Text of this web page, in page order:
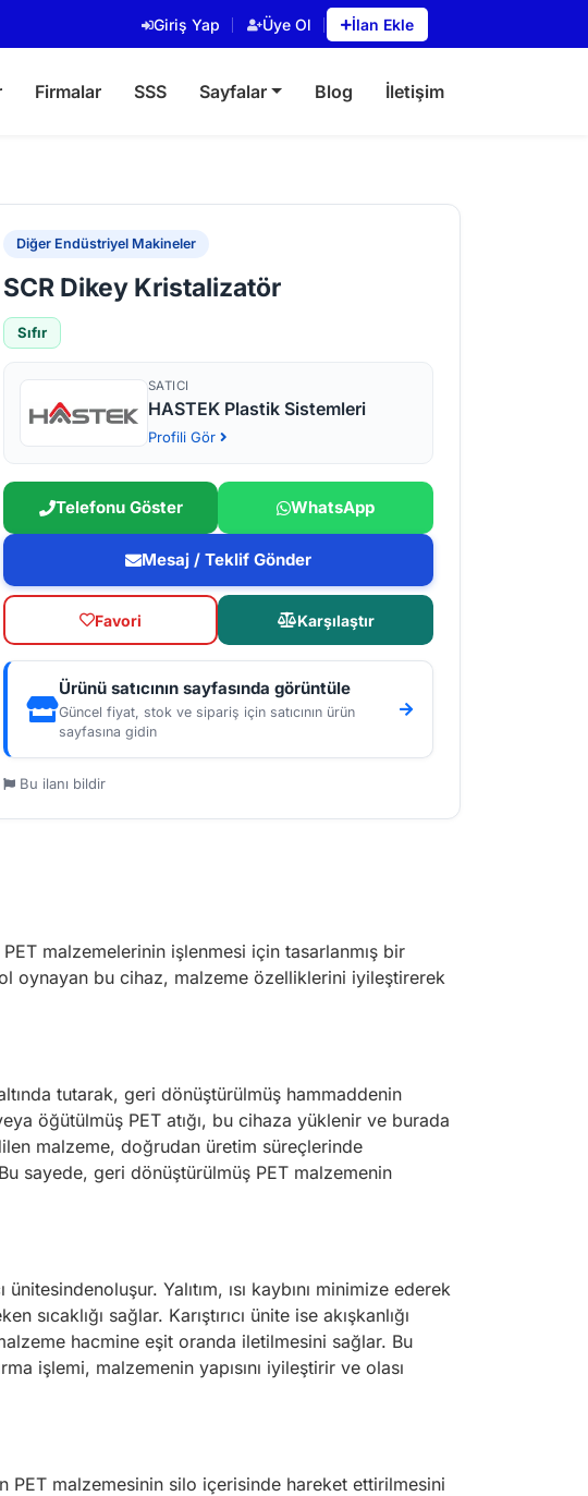
Giriş Yap Üye Ol İlan Ekle
Firmalar SSS Sayfalar Blog İletişim
Diğer Endüstriyel Makineler
SCR Dikey Kristalizatör
Sıfır
SATICI
HASTEK Plastik Sistemleri
Profili Gör
Telefonu Göster WhatsApp
Mesaj / Teklif Gönder
Favori Karşılaştır
Ürünü satıcının sayfasında görüntüle
Güncel fiyat, stok ve sipariş için satıcının ürün
sayfasına gidin
Bu ilanı bildir
malzemelerinin işlenmesi için tasarlanmış bir
oynayan bu cihaz, malzeme özelliklerini iyileştirerek
tutarak, geri dönüştürülmüş hammaddenin
öğütülmüş PET atığı, bu cihaza yüklenir ve burada
malzeme, doğrudan üretim süreçlerinde
sayede, geri dönüştürülmüş PET malzemenin
Yalıtım, ısı kaybını minimize ederek
sağlar. Karıştırıcı ünite ise akışkanlığı
hacmine eşit oranda iletilmesini sağlar. Bu
işlemi, malzemenin yapısını iyileştirir ve olası
PET malzemesinin silo içerisinde hareket ettirilmesini